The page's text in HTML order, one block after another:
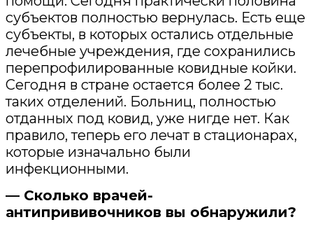
субъектов полностью вернулась. Есть еще
субъекты, в которых остались отдельные
лечебные учреждения, где сохранились
перепрофилированные ковидные койки.
Сегодня в стране остается более 2 тыс.
таких отделений. Больниц, полностью
отданных под ковид, уже нигде нет. Как
правило, теперь его лечат в стационарах,
которые изначально были
инфекционными.
— Сколько врачей-
антипрививочников вы обнаружили?